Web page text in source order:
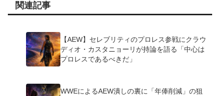
関連記事
【AEW】セレブリティのプロレス参戦にクラウ
ディオ・カスタニョーリが持論を語る「中心は
プロレスであるべきだ」
WWEによるAEW潰しの裏に「年俸削減」の狙